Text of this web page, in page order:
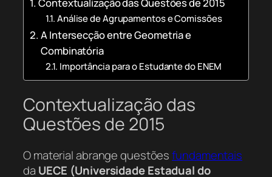
Contextualização das Questões de 2015
Análise de Agrupamentos e Comissões
A Intersecção entre Geometria e
Combinatória
Importância para o Estudante do ENEM
Contextualização das
Questões de 2015
O material abrange questõesfundamentais
da UECE (Universidade Estadual do